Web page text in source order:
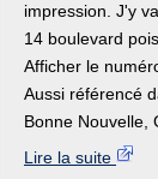
impression. J'y
14 boulevard
Afficher le
Aussi référencé
Bonne Nouvelle,
Lire la suite